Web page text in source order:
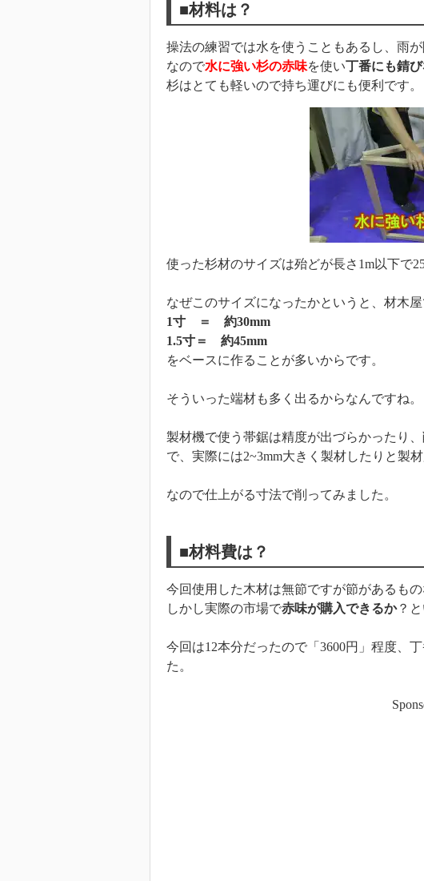
■材料は？
操法の練習では水を使うこともあるし、雨が
なので水に強い杉の赤味を使い丁番にも錆
杉はとても軽いので持ち運びにも便利です。
使った杉材のサイズは殆どが長さ1m以下で
なぜこのサイズになったかというと、材木
1寸 ＝ 約30mm
1.5寸＝ 約45mm
をベースに作ることが多いからです。
そういった端材も多く出るからなんですね。
製材機で使う帯鋸は精度が出づらかったり
で、実際には2~3mm大きく製材したりと製
なので仕上がる寸法で削ってみました。
■材料費は？
今回使用した木材は無節ですが節があるも
しかし実際の市場で赤味が購入できるか？
今回は12本分だったので「3600円」程度、
た。